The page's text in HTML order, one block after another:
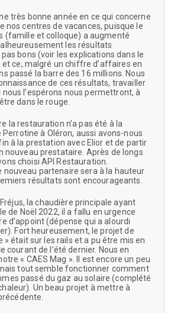
très bonne année en ce qui concerne
nos centres de vacances, puisque le
(famille et colloque) a augmenté
les résultats
bons (voir les explications dans le
ce, malgré un chiffre d’affaires en
passé la barre des 16 millions. Nous
de ces résultats, travailler
l’espérons nous permettront, à
dans le rouge.
la restauration n’a pas été à la
Perrotine à Oléron, aussi avons-nous
à la prestation avec Elior et de partir
nouveau prestataire. Après de longs
choisi API Restauration.
nouveau partenaire sera à la hauteur
résultats sont encourageants.
la chaudière principale ayant
de Noël 2022, il a fallu en urgence
d’appoint (dépense qui a alourdi
Fort heureusement, le projet de
» était sur les rails et a pu être mis en
courant de l’été dernier. Nous en
« CAES Mag ». Il est encore un peu
tout semble fonctionner comment
passé du gaz au solaire (complété
Un beau projet à mettre à